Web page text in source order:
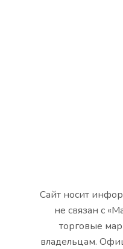
Сайт носит
не связан с
торговые
владельцам.